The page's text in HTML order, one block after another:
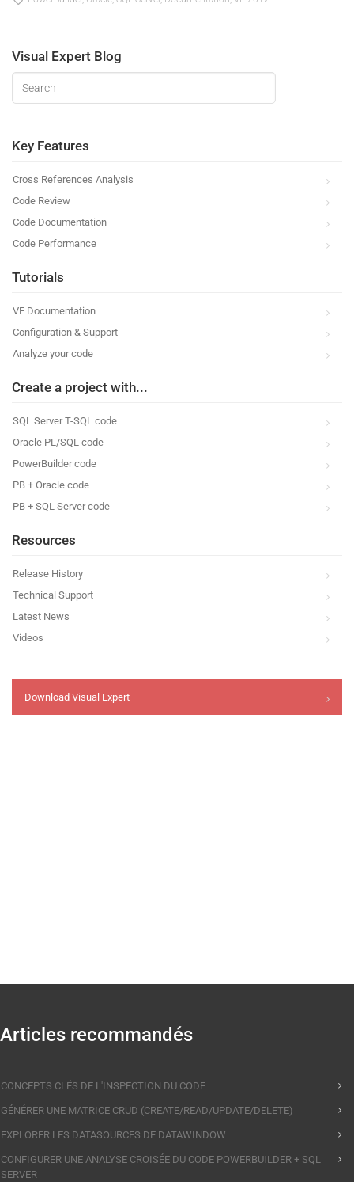
Visual Expert Blog
Key Features
Cross References Analysis
Code Review
Code Documentation
Code Performance
Tutorials
VE Documentation
Configuration & Support
Analyze your code
Create a project with...
SQL Server T-SQL code
Oracle PL/SQL code
PowerBuilder code
PB + Oracle code
PB + SQL Server code
Resources
Release History
Technical Support
Latest News
Videos
Download Visual Expert
Articles recommandés
CONCEPTS CLÉS DE L'INSPECTION DU CODE
GÉNÉRER UNE MATRICE CRUD (CREATE/READ/UPDATE/DELETE)
EXPLORER LES DATASOURCES DE DATAWINDOW
CONFIGURER UNE ANALYSE CROISÉE DU CODE POWERBUILDER + SQL
SERVER